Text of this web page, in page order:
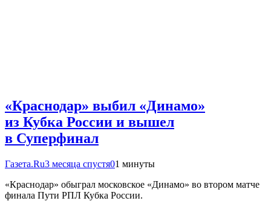
«Краснодар» выбил «Динамо»
из Кубка России и вышел
в Суперфинал
Газета.Ru3 месяца спустя01 минуты
«Краснодар» обыграл московское «Динамо» во втором матче
финала Пути РПЛ Кубка России.